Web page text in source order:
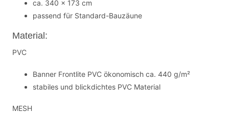
ca. 340 x 173 cm
passend für Standard-Bauzäune
Material:
PVC
Banner Frontlite PVC ökonomisch ca. 440 g/m²
stabiles und blickdichtes PVC Material
MESH